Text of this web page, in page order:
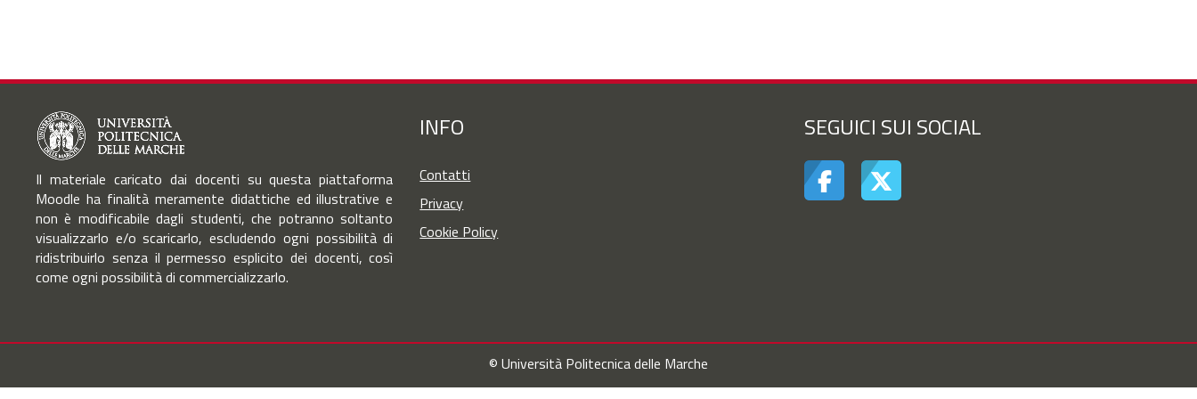
Il materiale caricato dai docenti su questa piattaforma
Moodle ha finalità meramente didattiche ed illustrative e
non è modificabile dagli studenti, che potranno soltanto
visualizzarlo e/o scaricarlo, escludendo ogni possibilità di
ridistribuirlo senza il permesso esplicito dei docenti, così
come ogni possibilità di commercializzarlo.
INFO
Contatti
Privacy
Cookie Policy
SEGUICI SUI SOCIAL
© Università Politecnica delle Marche